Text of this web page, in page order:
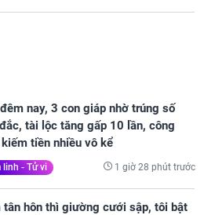
nay, 3 con giáp nhờ trúng số
tài lộc tăng gấp 10 lần, công
tiền nhiều vô kể
linh - Tử vi 1 giờ 28 phút trước
tân hôn thì giường cưới sập, tôi bật